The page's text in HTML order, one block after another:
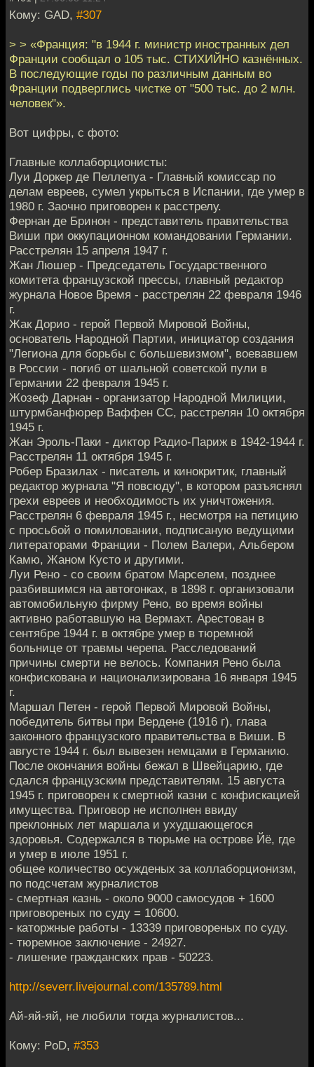
Кому: GAD, #307
> > «Франция: "в 1944 г. министр иностранных дел
Франции сообщал о 105 тыс. СТИХИЙНО казнённых.
В последующие годы по различным данным во
Франции подверглись чистке от "500 тыс. до 2 млн.
человек"».
Вот цифры, с фото:
Главные коллаборционисты:
Луи Доркер де Пеллепуа - Главный комиссар по
делам евреев, сумел укрыться в Испании, где умер в
1980 г. Заочно приговорен к расстрелу.
Фернан де Бринон - представитель правительства
Виши при оккупационном командовании Германии.
Расстрелян 15 апреля 1947 г.
Жан Люшер - Председатель Государственного
комитета французской прессы, главный редактор
журнала Новое Время - расстрелян 22 февраля 1946
г.
Жак Дорио - герой Первой Мировой Войны,
основатель Народной Партии, инициатор создания
"Легиона для борьбы с большевизмом", воевавшем
в России - погиб от шальной советской пули в
Германии 22 февраля 1945 г.
Жозеф Дарнан - организатор Народной Милиции,
штурмбанфюрер Ваффен СС, расстрелян 10 октября
1945 г.
Жан Эроль-Паки - диктор Радио-Париж в 1942-1944 г.
Расстрелян 11 октября 1945 г.
Робер Бразилах - писатель и кинокритик, главный
редактор журнала "Я повсюду", в котором разъяснял
грехи евреев и необходимость их уничтожения.
Расстрелян 6 февраля 1945 г., несмотря на петицию
с просьбой о помиловании, подписаную ведущими
литераторами Франции - Полем Валери, Альбером
Камю, Жаном Кусто и другими.
Луи Рено - со своим братом Марселем, позднее
разбившимся на автогонках, в 1898 г. организовали
автомобильную фирму Рено, во время войны
активно работавшую на Вермахт. Арестован в
сентябре 1944 г. в октябре умер в тюремной
больнице от травмы черепа. Расследований
причины смерти не велось. Компания Рено была
конфискована и национализирована 16 января 1945
г.
Маршал Петен - герой Первой Мировой Войны,
победитель битвы при Вердене (1916 г), глава
законного французского правительства в Виши. В
августе 1944 г. был вывезен немцами в Германию.
После окончания войны бежал в Швейцарию, где
сдался французским представителям. 15 августа
1945 г. приговорен к смертной казни с конфискацией
имущества. Приговор не исполнен ввиду
преклонных лет маршала и ухудшающегося
здоровья. Содержался в тюрьме на острове Йё, где
и умер в июле 1951 г.
общее количество осужденых за коллаборционизм,
по подсчетам журналистов
- смертная казнь - около 9000 самосудов + 1600
приговореных по суду = 10600.
- каторжные работы - 13339 приговореных по суду.
- тюремное заключение - 24927.
- лишение гражданских прав - 50223.
http://severr.livejournal.com/135789.html
Ай-яй-яй, не любили тогда журналистов...
Кому: PoD, #353